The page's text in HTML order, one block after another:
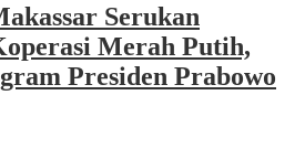
Serukan
Merah Putih,
Presiden Prabowo